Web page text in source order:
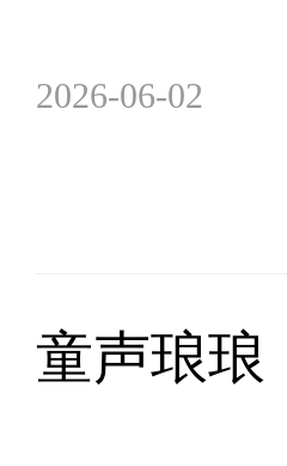
2026-06-02
童声琅琅